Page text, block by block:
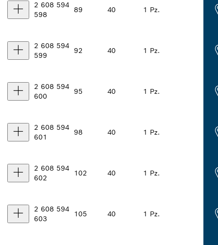
2 608 594
598
89 40 1 Pz.
2 608 594
599
92 40 1 Pz.
2 608 594
600
95 40 1 Pz.
2 608 594
601
98 40 1 Pz.
2 608 594
602
102 40 1 Pz.
2 608 594
603
105 40 1 Pz.